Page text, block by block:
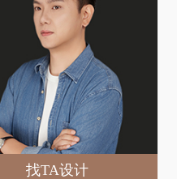
找TA设计